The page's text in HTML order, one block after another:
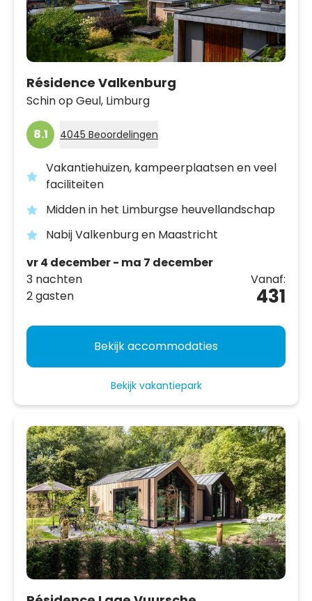
Résidence Valkenburg
Schin op Geul, Limburg
8.1 4045 Beoordelingen
Vakantiehuizen, kampeerplaatsen en veel
faciliteiten
Midden in het Limburgse heuvellandschap
Nabij Valkenburg en Maastricht
vr 4 december - ma 7 december
3 nachten
2 gasten
Vanaf:
431
Bekijk accommodaties
Bekijk vakantiepark